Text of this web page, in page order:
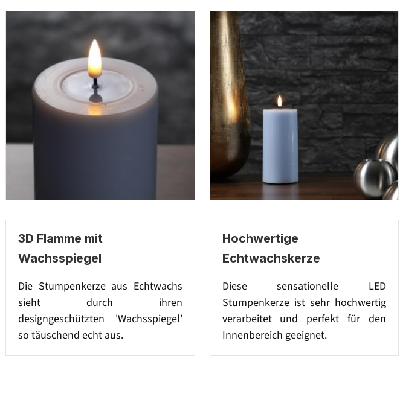
3D Flamme mit
Wachsspiegel
Die Stumpenkerze aus Echtwachs
sieht durch ihren
designgeschützten 'Wachsspiegel'
so täuschend echt aus.
Hochwertige
Echtwachskerze
Diese sensationelle LED
Stumpenkerze ist sehr hochwertig
verarbeitet und perfekt für den
Innenbereich geeignet.